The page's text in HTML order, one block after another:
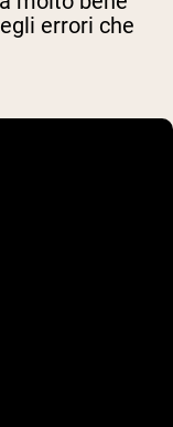
errori che